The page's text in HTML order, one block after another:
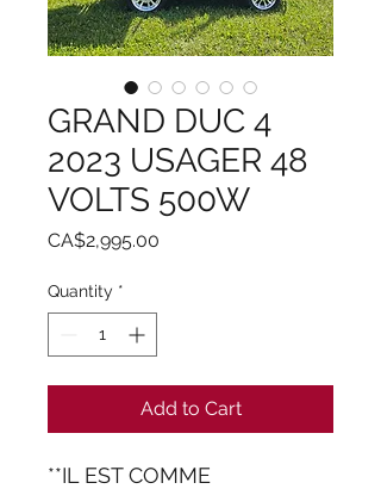
GRAND DUC 4
2023 USAGER 48
VOLTS 500W
CA$2,995.00
Quantity *
Add to Cart
**IL EST COMME